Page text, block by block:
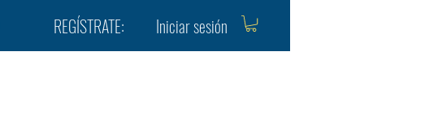
REGÍSTRATE: Iniciar sesión